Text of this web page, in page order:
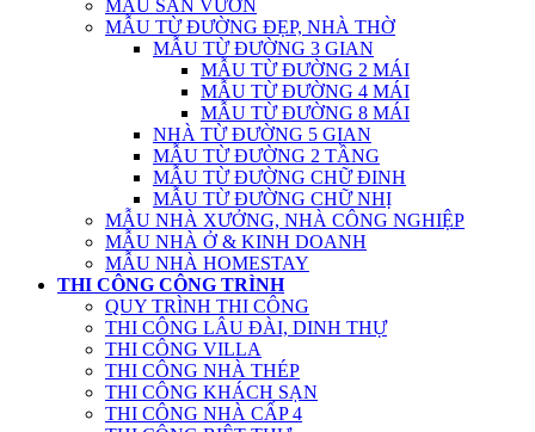
MẪU SÂN VƯỜN
MẪU TỪ ĐƯỜNG ĐẸP, NHÀ THỜ
MẪU TỪ ĐƯỜNG 3 GIAN
MẪU TỪ ĐƯỜNG 2 MÁI
MẪU TỪ ĐƯỜNG 4 MÁI
MẪU TỪ ĐƯỜNG 8 MÁI
NHÀ TỪ ĐƯỜNG 5 GIAN
MẪU TỪ ĐƯỜNG 2 TẦNG
MẪU TỪ ĐƯỜNG CHỮ ĐINH
MẪU TỪ ĐƯỜNG CHỮ NHỊ
MẪU NHÀ XƯỞNG, NHÀ CÔNG NGHIỆP
MẪU NHÀ Ở & KINH DOANH
MẪU NHÀ HOMESTAY
THI CÔNG CÔNG TRÌNH
QUY TRÌNH THI CÔNG
THI CÔNG LÂU ĐÀI, DINH THỰ
THI CÔNG VILLA
THI CÔNG NHÀ THÉP
THI CÔNG KHÁCH SẠN
THI CÔNG NHÀ CẤP 4